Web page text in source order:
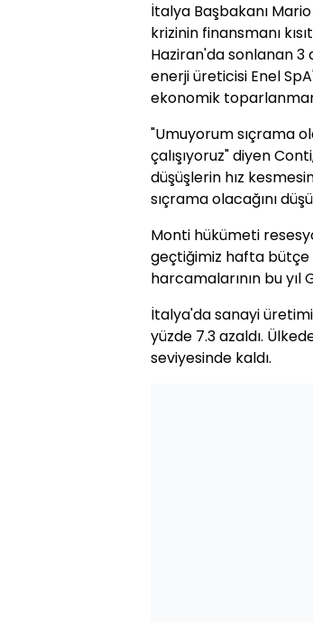
İtalya Başbakanı
krizinin finansmanı
Haziran'da sonlanan 3
enerji üreticisi Enel
ekonomik
"Umuyorum sıçrama
çalışıyoruz" diyen
düşüşlerin hız
sıçrama olacağını
Monti hükümeti
geçtiğimiz hafta bütçe
harcamalarının bu yıl
İtalya'da sanayi
yüzde 7.3 azaldı.
seviyesinde kaldı.